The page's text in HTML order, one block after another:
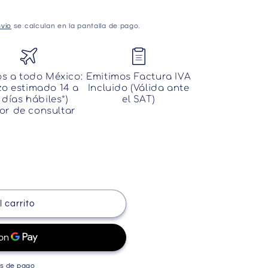
se calculan en la pantalla de pago.
a todo México:
estimado 14 a
días hábiles*)
de consultar
Emitimos Factura IVA
Incluido (Válida ante
el SAT)
carrito
de pago